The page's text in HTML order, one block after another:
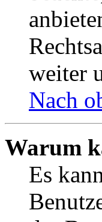
weiter
Nach
Warum
Es